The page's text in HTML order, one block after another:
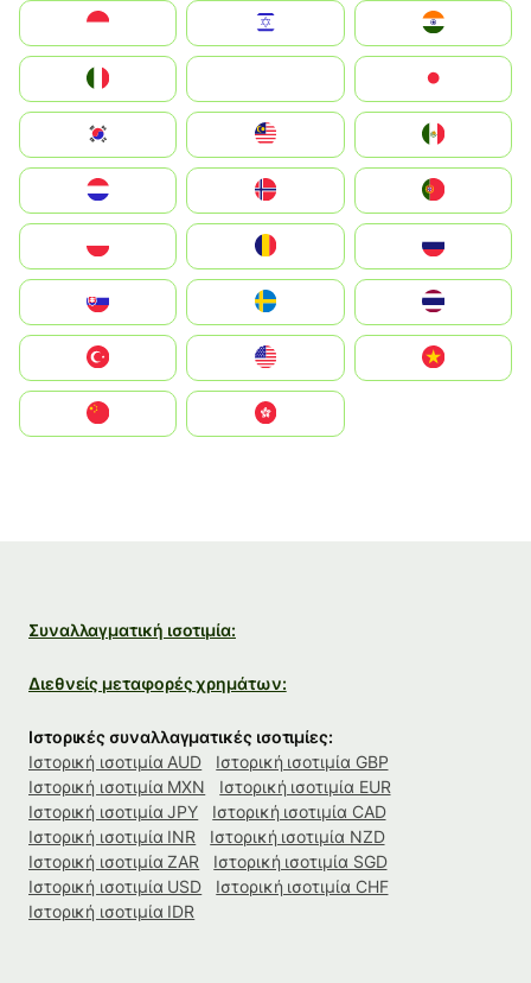
South Korea
United States
中國香港特別行政區
Συναλλαγματική ισοτιμία:
Διεθνείς μεταφορές χρημάτων:
Ιστορικές συναλλαγματικές ισοτιμίες:
Ιστορική ισοτιμία AUD
Ιστορική ισοτιμία GBP
Ιστορική ισοτιμία MXN
Ιστορική ισοτιμία EUR
Ιστορική ισοτιμία JPY
Ιστορική ισοτιμία CAD
Ιστορική ισοτιμία INR
Ιστορική ισοτιμία NZD
Ιστορική ισοτιμία ZAR
Ιστορική ισοτιμία SGD
Ιστορική ισοτιμία USD
Ιστορική ισοτιμία CHF
Ιστορική ισοτιμία IDR